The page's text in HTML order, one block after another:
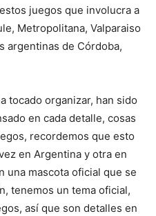
juegos que involucra a
Metropolitana, Valparaiso
argentinas de Córdoba,
tocado organizar, han sido
en cada detalle, cosas
recordemos que esto
en Argentina y otra en
una mascota oficial que se
tenemos un tema oficial,
así que son detalles en